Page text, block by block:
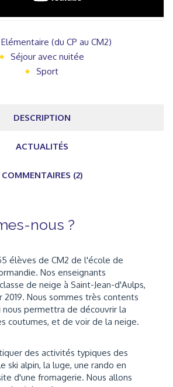
(du CP au CM2)
Séjour avec nuitée
Sport
DESCRIPTION
ACTUALITÉS
COMMENTAIRES (2)
nous ?
élèves de CM2 de l'école de
Nos enseignants
de neige à Saint-Jean-d'Aulps,
2019. Nous sommes très contents
permettra de découvrir la
coutumes, et de voir de la neige.
des activités typiques des
ski alpin, la luge, une rando en
d'une fromagerie. Nous allons